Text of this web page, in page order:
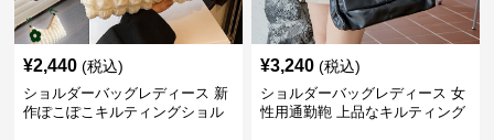
¥2,440 (税込)
ショルダーバッグレディース 新
作ぽこぽこキルティングショル
¥3,240 (税込)
ショルダーバッグレディース 女
性用通勤鞄 上品なキルティング